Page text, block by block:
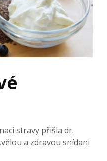
stravy přišla dr.
a zdravou snídani